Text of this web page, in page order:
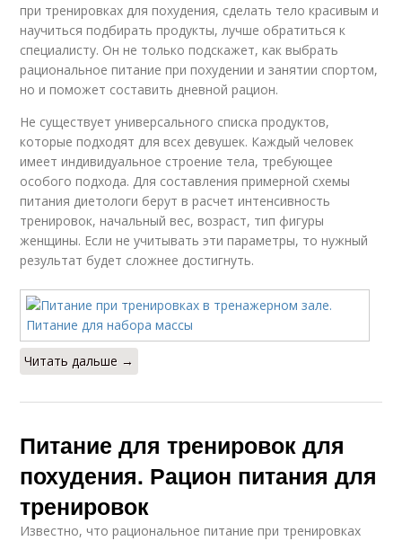
при тренировках для похудения, сделать тело красивым и
научиться подбирать продукты, лучше обратиться к
специалисту. Он не только подскажет, как выбрать
рациональное питание при похудении и занятии спортом,
но и поможет составить дневной рацион.
Не существует универсального списка продуктов,
которые подходят для всех девушек. Каждый человек
имеет индивидуальное строение тела, требующее
особого подхода. Для составления примерной схемы
питания диетологи берут в расчет интенсивность
тренировок, начальный вес, возраст, тип фигуры
женщины. Если не учитывать эти параметры, то нужный
результат будет сложнее достигнуть.
Читать дальше →
Питание для тренировок для
похудения. Рацион питания для
тренировок
Известно, что рациональное питание при тренировках